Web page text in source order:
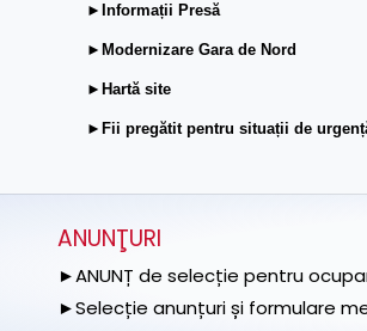
►Informații Presă
►Modernizare Gara de Nord
►Hartă site
►Fii pregătit pentru situații de
ANUNŢURI
►ANUNȚ de selecție pentru
►Selecție anunțuri și formulare